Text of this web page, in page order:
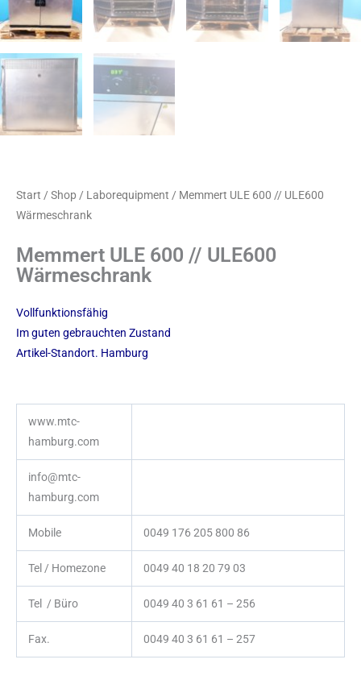
Start / Shop / Laborequipment / Memmert ULE 600 // ULE600
Wärmeschrank
Memmert ULE 600 // ULE600
Wärmeschrank
Vollfunktionsfähig
Im guten gebrauchten Zustand
Artikel-Standort. Hamburg
www.mtc-
hamburg.com
info@mtc-
hamburg.com
Mobile 0049 176 205 800 86
Tel / Homezone 0049 40 18 20 79 03
Tel / Büro 0049 40 3 61 61 – 256
Fax. 0049 40 3 61 61 – 257